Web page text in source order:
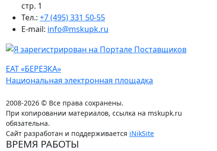
стр. 1
Тел.: +7 (495) 331 50-55
E-mail: info@mskupk.ru
ЕАТ «БЕРЕЗКА»
Национальная электронная площадка
2008-2026 © Все права сохранены.
При копировании материалов, ссылка на mskupk.ru
обязательна.
Сайт разработан и поддерживается iNikSite
ВРЕМЯ РАБОТЫ